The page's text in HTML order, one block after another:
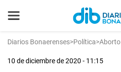
Diarios Bonaerenses>Política>Aborto
10 de diciembre de 2020 - 11:15